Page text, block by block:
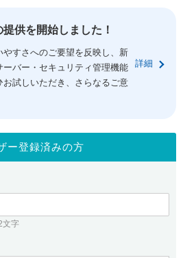
facebook
ログイン
ドメインをご利用希望の方
ユーザー登録
供を開始しました！
すさへのご要望を反映し、新
ーバー・セキュリティ管理機能
試しいただき、さらなるご意
詳細
ー登録済みの方
字